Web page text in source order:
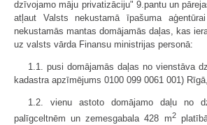
dzīvojamo māju privatizāciju" 9.pantu un
atļaut Valsts nekustamā īpašuma
nekustamās mantas domājamās daļas, kas
uz valsts vārda Finansu ministrijas personā:
1.1. pusi domājamās daļas no vienstāva
kadastra apzīmējums 0100 099 0061 001)
1.2. vienu astoto domājamo daļu no
palīgceltnēm un zemesgabala 428 m2